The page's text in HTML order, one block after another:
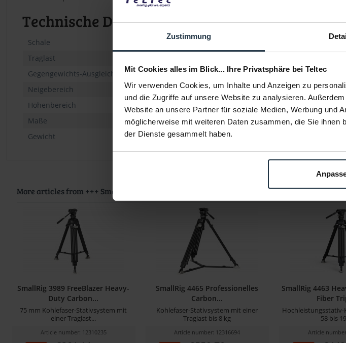
Zustimmung
Mit Cookies alles im Blick... Ihre Privatsphäre bei Teltec
Wir verwenden Cookies, um Inhalte und Anzeigen zu
und die Zugriffe auf unsere Website zu analysieren.
Website an unsere Partner für soziale Medien, Werbung und
möglicherweise mit weiteren Daten zusammen, die Sie
der Dienste gesammelt haben.
Technische Daten
Schale
Traglast
Gegengewichts-Ausgleich
Neigebereich
Höhenbereich
Maße
Gewicht
More articles from +++ SmallRig +++ look at
SmallRig 3989 FreeBlazer Heavy-
Duty Carbon...
75 mm Kohlefaser-Stativsystem mit
einer Traglast...
Article number: 12310235
SmallRig 4465 Professionelles
Carbon...
Kohlefaser-Stativsystem mit einer
Traglast bis 8 kg
Article number: 12316694
SmallRig 4463
Fiber
Hochleistungsstativ-
58 bis
Article